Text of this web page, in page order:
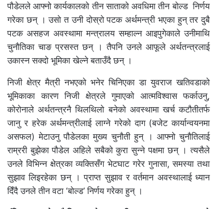
पौडेलले आफ्नो कार्यकालको तीन साताको अवधिमा तीन बोल्ड निर्णय
गरेका छन् । उसो त उनी दोस्रो पटक अर्थमन्त्री भएका हुन् तर दुबै
पटक असहज अवस्थामा मन्त्रालय सम्हाल्न आइपुगेकाले उनीमाथि
चुनौतिका चाङ प्रसस्त छन् । तैपनि उनले आफूले अर्थतन्त्रलाई
उकास्न सक्दो भूमिका खेल्ने बताउँदै छन् ।
निजी क्षेत्र मैत्री नभएको भनेर चिनिएका डा युवराज खतिवडाको
भूमिकाका कारण निजी क्षेत्रले गुमाएको आत्मविश्वास फर्काउनु,
कोरोनाले अर्थतन्त्रनै थिलथिलो बनेको अवस्थामा खर्च कटौतीतर्फ
जानु र हरेक अर्थमन्त्रीलाई लाग्ने गरेको दाग (बजेट कार्यान्वयनमा
असफल) मेटाउनु पौडेलका मुख्य चुनौती हुन् । आफ्नो चुनौतिलाई
राम्ररी बुझेका पौडेल अहिले सबैको कुरा सुन्ने पक्षमा छन् । त्यसैले
उनले विभिन्न क्षेत्रका व्यक्तिसँग भेटघाट गरेर गुनासा, समस्या तथा
सुझाव लिइरहेका छन् । प्राप्त सुझाव र वर्तमान अवस्थालाई ध्यान
दिँदै उनले तीन वटा ‘बोल्ड’ निर्णय गरेका हुन् ।